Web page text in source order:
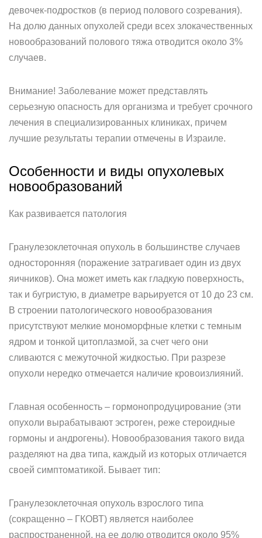
девочек-подростков (в период полового созревания).
На долю данных опухолей среди всех злокачественных
новообразований полового тяжа отводится около 3%
случаев.
Внимание! Заболевание может представлять
серьезную опасность для организма и требует срочного
лечения в специализированных клиниках, причем
лучшие результаты терапии отмечены в Израиле.
Особенности и виды опухолевых
новообразований
Как развивается патология
Гранулезоклеточная опухоль в большинстве случаев
односторонняя (поражение затрагивает один из двух
яичников). Она может иметь как гладкую поверхность,
так и бугристую, в диаметре варьируется от 10 до 23 см.
В строении патологического новообразования
присутствуют мелкие мономорфные клетки с темным
ядром и тонкой цитоплазмой, за счет чего они
сливаются с межуточной жидкостью. При разрезе
опухоли нередко отмечается наличие кровоизлияний.
Главная особенность – гормонопродуцирование (эти
опухоли вырабатывают эстроген, реже стероидные
гормоны и андрогены). Новообразования такого вида
разделяют на два типа, каждый из которых отличается
своей симптоматикой. Бывает тип:
Гранулезоклеточная опухоль взрослого типа
(сокращенно – ГКОВТ) является наиболее
распространенной, на ее долю отводится около 95%